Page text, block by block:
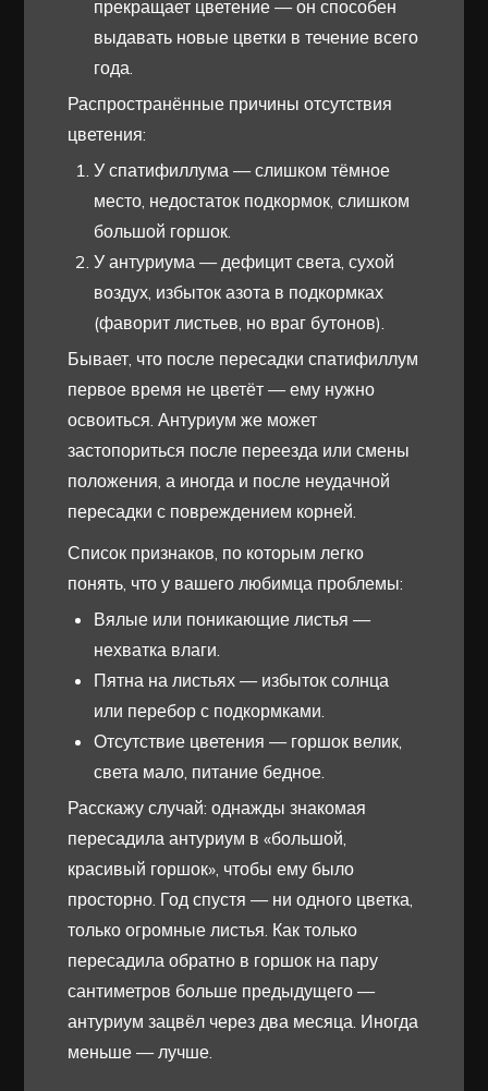
прекращает цветение — он способен
выдавать новые цветки в течение всего
года.
Распространённые причины отсутствия
цветения:
У спатифиллума — слишком тёмное
место, недостаток подкормок, слишком
большой горшок.
У антуриума — дефицит света, сухой
воздух, избыток азота в подкормках
(фаворит листьев, но враг бутонов).
Бывает, что после пересадки спатифиллум
первое время не цветёт — ему нужно
освоиться. Антуриум же может
застопориться после переезда или смены
положения, а иногда и после неудачной
пересадки с повреждением корней.
Список признаков, по которым легко
понять, что у вашего любимца проблемы:
Вялые или поникающие листья —
нехватка влаги.
Пятна на листьях — избыток солнца
или перебор с подкормками.
Отсутствие цветения — горшок велик,
света мало, питание бедное.
Расскажу случай: однажды знакомая
пересадила антуриум в «большой,
красивый горшок», чтобы ему было
просторно. Год спустя — ни одного цветка,
только огромные листья. Как только
пересадила обратно в горшок на пару
сантиметров больше предыдущего —
антуриум зацвёл через два месяца. Иногда
меньше — лучше.